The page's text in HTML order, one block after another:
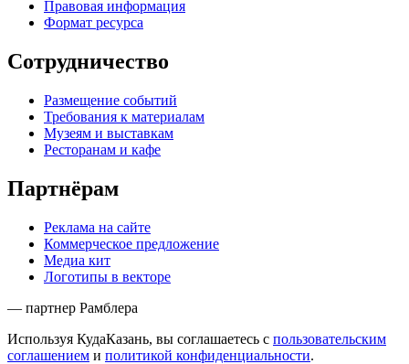
Правовая информация
Формат ресурса
Сотрудничество
Размещение событий
Требования к материалам
Музеям и выставкам
Ресторанам и кафе
Партнёрам
Реклама на сайте
Коммерческое предложение
Медиа кит
Логотипы в векторе
— партнер Рамблера
Используя КудаКазань, вы соглашаетесь с пользовательским
соглашением и политикой конфиденциальности.